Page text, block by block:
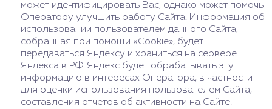
может идентифицировать Вас, однако может помочь
Оператору улучшить работу Сайта. Информация об
использовании пользователем данного Сайта,
собранная при помощи «Cookie», будет
передаваться Яндексу и храниться на сервере
Яндекса в РФ. Яндекс будет обрабатывать эту
информацию в интересах Оператора, в частности
для оценки использования пользователем Сайта,
составления отчетов об активности на Сайте.